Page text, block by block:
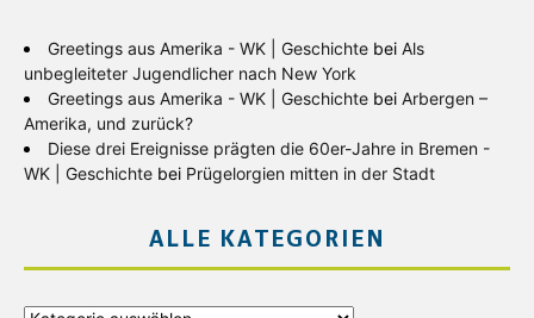
Greetings aus Amerika - WK | Geschichte bei Als
unbegleiteter Jugendlicher nach New York
Greetings aus Amerika - WK | Geschichte bei Arbergen –
Amerika, und zurück?
Diese drei Ereignisse prägten die 60er-Jahre in Bremen -
WK | Geschichte bei Prügelorgien mitten in der Stadt
ALLE KATEGORIEN